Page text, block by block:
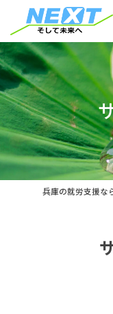
兵庫の就労支援な